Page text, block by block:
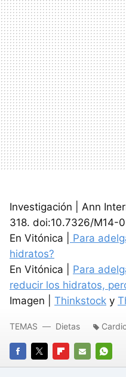
Investigación | Ann
318. doi:10.7326/M14-
En Vitónica |
Para
hidratos?
En Vitónica | Para
reducir los hidratos,
Imagen | Thinkstock y
FACEBOOK
TWITTERFLIPBOARD
E-
TEMAS Dietas